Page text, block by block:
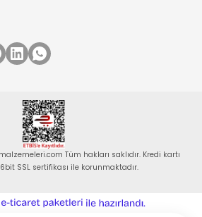
Tüm hakları saklıdır. Kredi kartı
SSL sertifikası ile korunmaktadır.
ideasoft
e-